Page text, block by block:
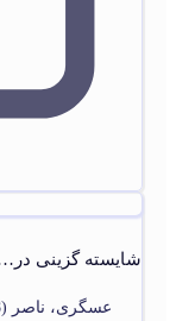
شایسته گزینی